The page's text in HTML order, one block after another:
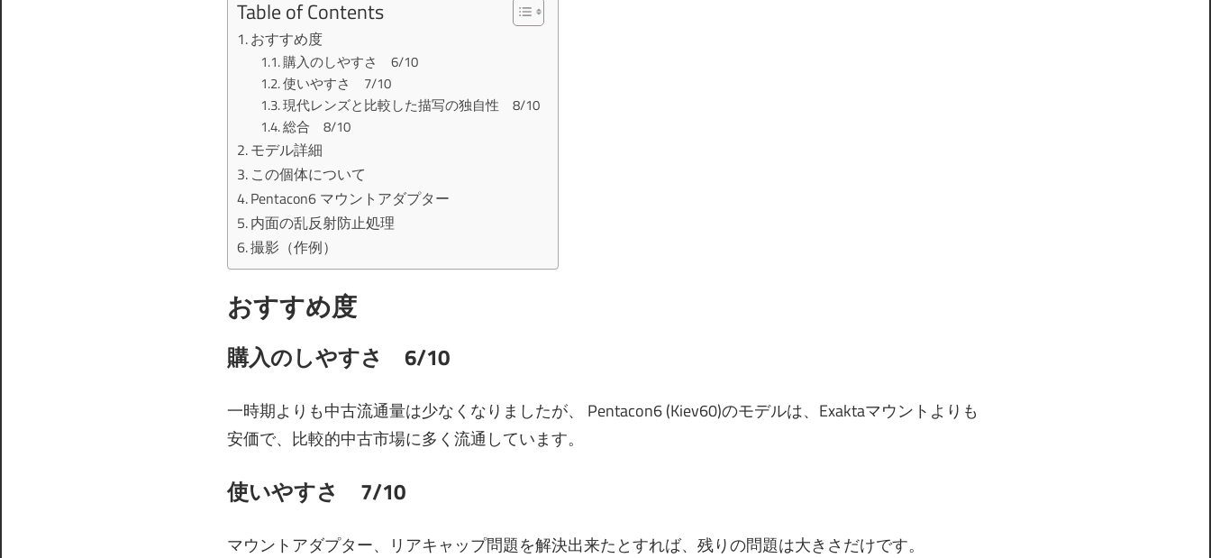
Table of Contents
おすすめ度
購入のしやすさ 6/10
使いやすさ 7/10
現代レンズと比較した描写の独自性 8/10
総合 8/10
モデル詳細
この個体について
Pentacon6 マウントアダプター
内面の乱反射防止処理
撮影（作例）
おすすめ度
購入のしやすさ 6/10
一時期よりも中古流通量は少なくなりましたが、 Pentacon6 (Kiev60)のモデルは、Exaktaマウントよりも
安価で、比較的中古市場に多く流通しています。
使いやすさ 7/10
マウントアダプター、リアキャップ問題を解決出来たとすれば、残りの問題は大きさだけです。